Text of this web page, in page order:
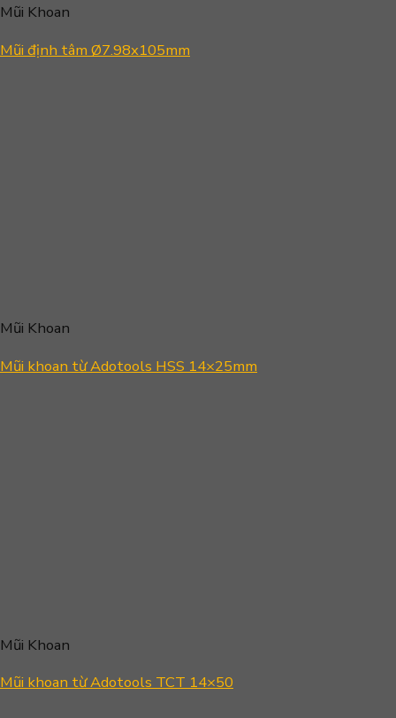
Mũi Khoan
Mũi định tâm Ø7.98x105mm
Mũi Khoan
Mũi khoan từ Adotools HSS 14×25mm
Mũi Khoan
Mũi khoan từ Adotools TCT 14×50